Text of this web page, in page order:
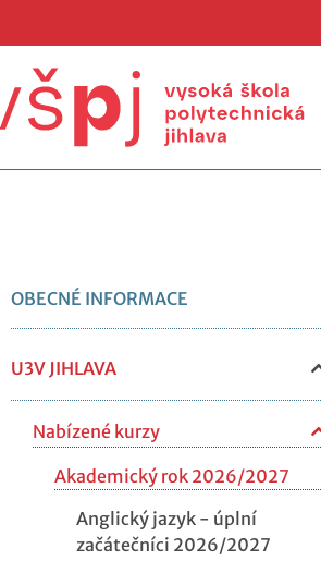
OBECNÉ INFORMACE
U3V JIHLAVA
Nabízené kurzy
Akademický rok 2026/2027
Anglický jazyk - úplní
začátečníci 2026/2027